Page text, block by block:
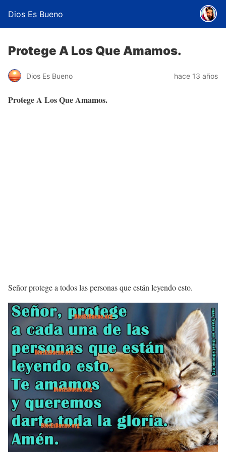
Dios Es Bueno
Protege A Los Que Amamos.
Dios Es Bueno hace 13 años
Protege A Los Que Amamos.
Señor protege a todos las personas que están leyendo esto.